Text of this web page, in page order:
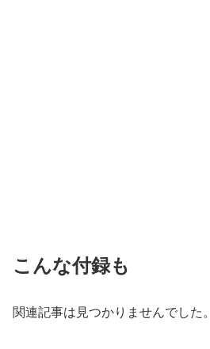
こんな付録も
関連記事は見つかりませんでした。